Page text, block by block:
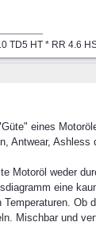
TD5 HT * RR 4.6
eines
Antwear, Ashless
Motoröl weder
eine
Mischbar und